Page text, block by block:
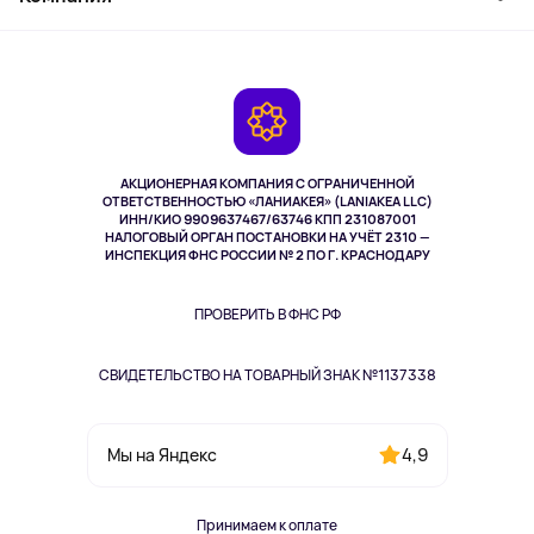
АКЦИОНЕРНАЯ КОМПАНИЯ С ОГРАНИЧЕННОЙ
ОТВЕТСТВЕННОСТЬЮ «ЛАНИАКЕЯ» (LANIAKEA LLC)
ИНН/КИО 9909637467/63746 КПП 231087001
НАЛОГОВЫЙ ОРГАН ПОСТАНОВКИ НА УЧЁТ 2310 —
ИНСПЕКЦИЯ ФНС РОССИИ № 2 ПО Г. КРАСНОДАРУ
ПРОВЕРИТЬ В ФНС РФ
СВИДЕТЕЛЬСТВО НА ТОВАРНЫЙ ЗНАК №1137338
Мы на Яндекс 4,9
Принимаем к оплате
Здоровье питомцев
Одежда и аксессуары